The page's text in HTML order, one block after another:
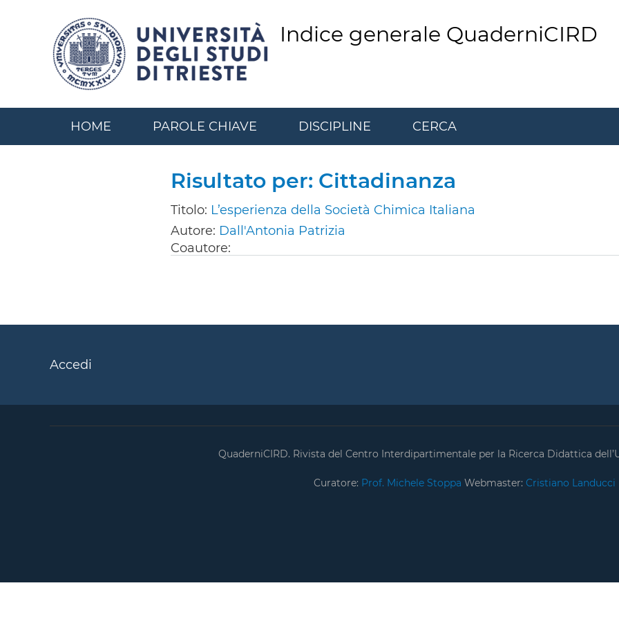
contenuto
principale
Indice generale QuaderniCIRD
HOME PAROLE CHIAVE DISCIPLINE CERCA
Risultato per: Cittadinanza
Titolo: L’esperienza della Società Chimica Italiana
Autore: Dall'Antonia Patrizia
Coautore:
Accedi
QuaderniCIRD. Rivista del Centro Interdipartimentale per la Ricerca Didattica
Curatore: Prof. Michele Stoppa Webmaster: Cristiano Landucci